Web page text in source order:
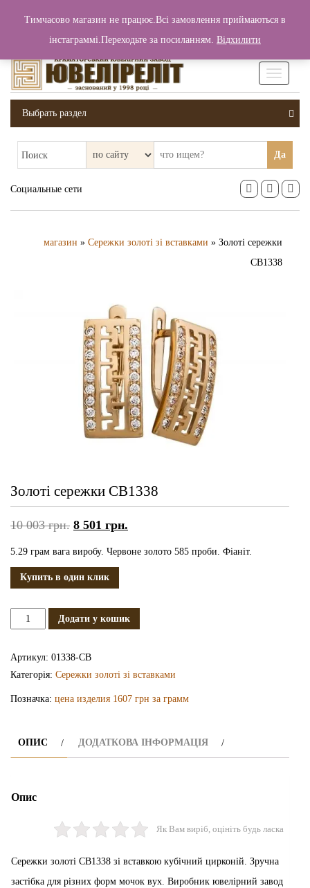
Вход / Регистрация 0 грн.
Выбрать раздел
Поиск Да
Социальные сети
магазин » Сережки золоті зі вставками » Золоті сережки
СВ1338
Золоті сережки СВ1338
10 003грн. 8 501 грн.
5.29 грам вага виробу. Червоне золото 585 проби. Фіаніт.
Купить в один клик
Золоті
Додати у кошик
Артикул: 01338-СВ
Категорія: Сережки золоті зі вставками
Позначка: цена изделия 1607 грн за грамм
ОПИС ДОДАТКОВА ІНФОРМАЦІЯ
Опис
Як Вам виріб, оцініть будь ласка
Сережки золоті СВ1338 зі вставкою кубічний цирконій. Зручна
застібка для різних форм мочок вух. Виробник ювелірний завод
Тимчасово магазин не працює.Всі замовлення приймаються в
інстаграммі.Переходьте за посиланням. Відхилити